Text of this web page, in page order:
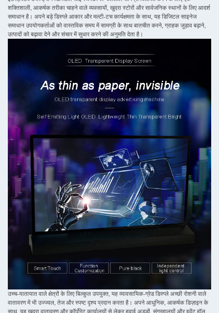
शक्तिशाली, आकर्षक तरीका चाहने वाले व्यवसायों, खुदरा स्टोरों और सार्वजनिक स्थानों के लिए आदर्श
समाधान है। अपने बड़े डिस्प्ले आकार और मल्टी-टच कार्यक्षमता के साथ, यह डिजिटल साइनेज
समाधान उपयोगकर्ताओं को वास्तविक समय में सामग्री के साथ बातचीत करने, ग्राहक जुड़ाव बढ़ाने,
उत्पादों को बढ़ावा देने और संचार में सुधार करने की अनुमति देता है।
उच्च-यातायात वाले क्षेत्रों के लिए बिल्कुल उपयुक्त, यह व्यावसायिक-ग्रेड डिस्प्ले अच्छी रोशनी वाले
वातावरण में भी उज्ज्वल, तेज और स्पष्ट दृश्य प्रदान करता है। अपने आधुनिक, आकर्षक डिज़ाइन के